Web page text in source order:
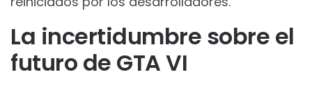
La incertidumbre sobre el
futuro de GTA VI